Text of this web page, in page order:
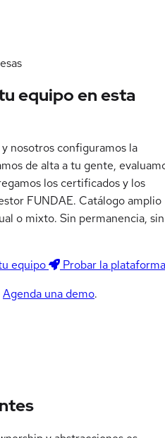
equipo en esta
nosotros configuramos la
de alta a tu gente,
los certificados y los
FUNDAE. Catálogo amplio
o mixto. Sin permanencia, sin
equipo
Probar la plataforma
Agenda una demo.